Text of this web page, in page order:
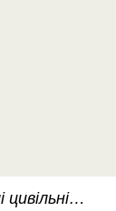
цивільні…